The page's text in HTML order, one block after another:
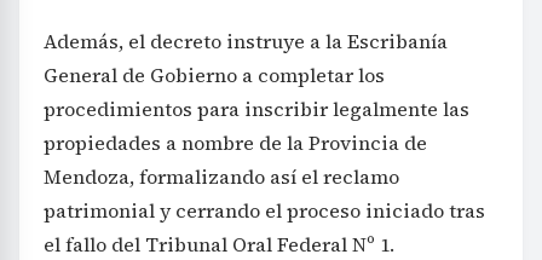
Además, el decreto instruye a la Escribanía
General de Gobierno a completar los
procedimientos para inscribir legalmente las
propiedades a nombre de la Provincia de
Mendoza, formalizando así el reclamo
patrimonial y cerrando el proceso iniciado tras
el fallo del Tribunal Oral Federal Nº 1.